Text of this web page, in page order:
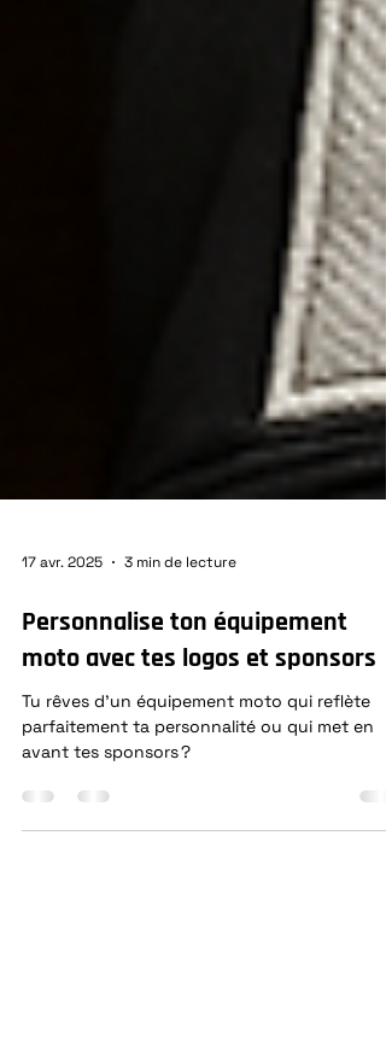
17 avr. 2025 3 min de lecture
Personnalise ton équipement
moto avec tes logos et sponsors
Tu rêves d'un équipement moto qui reflète
avant tes sponsors ?